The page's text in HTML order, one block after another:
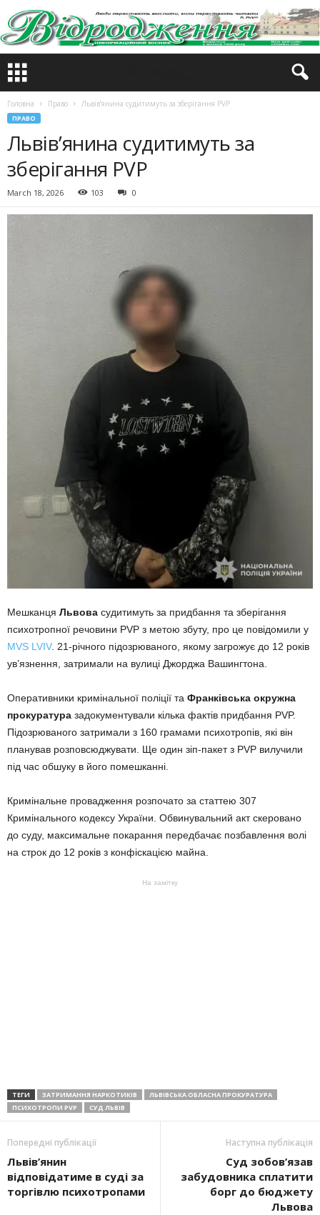
Головна Право Львів’янина судитимуть за зберігання PVP
ПРАВО
Львів’янина судитимуть за
зберігання PVP
March 18, 2026 103 0
Мешканця Львова судитимуть за придбання та зберігання
психотропної речовини PVP з метою збуту, про це повідомили у
MVS LVIV. 21-річного підозрюваного, якому загрожує до 12 років
ув’язнення, затримали на вулиці Джорджа Вашингтона.
Оперативники кримінальної поліції та Франківська окружна
прокуратура задокументували кілька фактів придбання PVP.
Підозрюваного затримали з 160 грамами психотропів, які він
планував розповсюджувати. Ще один зіп-пакет з PVP вилучили
під час обшуку в його помешканні.
Кримінальне провадження розпочато за статтею 307
Кримінального кодексу України. Обвинувальний акт скеровано
до суду, максимальне покарання передбачає позбавлення волі
на строк до 12 років з конфіскацією майна.
На замітку
ТЕГИ ЗАТРИМАННЯ НАРКОТИКІВ
ЛЬВІВСЬКА ОБЛАСНА ПРОКУРАТУРА
ПСИХОТРОПИ PVP
СУД ЛЬВІВ
Попередні публікації
Львів’янин
відповідатиме в суді за
торгівлю психотропами
Наступна публікація
Суд зобов’язав
забудовника сплатити
борг до бюджету
Львова